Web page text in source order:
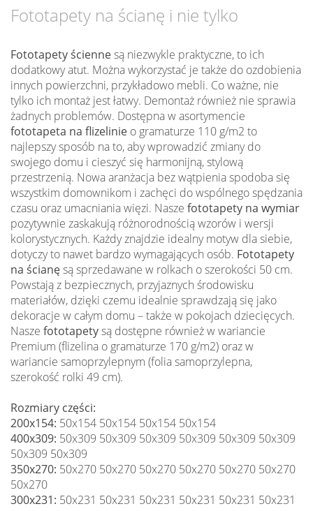
Fototapety na ścianę i nie tylko
Fototapety ściennesą niezwykle praktyczne, to ich
dodatkowy atut. Można wykorzystać je także do ozdobienia
innych powierzchni, przykładowo mebli. Co ważne, nie
tylko ich montaż jest łatwy. Demontaż również nie sprawia
żadnych problemów. Dostępna w asortymencie
fototapeta na flizelinie o gramaturze 110 g/m2 to
najlepszy sposób na to, aby wprowadzić zmiany do
swojego domu i cieszyć się harmonijną, stylową
przestrzenią. Nowa aranżacja bez wątpienia spodoba się
wszystkim domownikom i zachęci do wspólnego spędzania
czasu oraz umacniania więzi. Nasze fototapety na wymiar
pozytywnie zaskakują różnorodnością wzorów i wersji
kolorystycznych. Każdy znajdzie idealny motyw dla siebie,
dotyczy to nawet bardzo wymagających osób. Fototapety
na ścianęsą sprzedawane w rolkach o szerokości 50 cm.
Powstają z bezpiecznych, przyjaznych środowisku
materiałów, dzięki czemu idealnie sprawdzają się jako
dekoracje w całym domu – także w pokojach dziecięcych.
Nasze fototapetysą dostępne również w wariancie
Premium (flizelina o gramaturze 170 g/m2) oraz w
wariancie samoprzylepnym (folia samoprzylepna,
szerokość rolki 49 cm).
Rozmiary części:
200x154: 50x154 50x154 50x154 50x154
400x309: 50x309 50x309 50x309 50x309 50x309 50x309
50x309 50x309
350x270: 50x270 50x270 50x270 50x270 50x270 50x270
50x270
300x231: 50x231 50x231 50x231 50x231 50x231 50x231